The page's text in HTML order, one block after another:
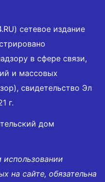
сетевое издание
в сфере связи,
и массовых
свидетельство Эл
г.
дом
на сайте, обязательна